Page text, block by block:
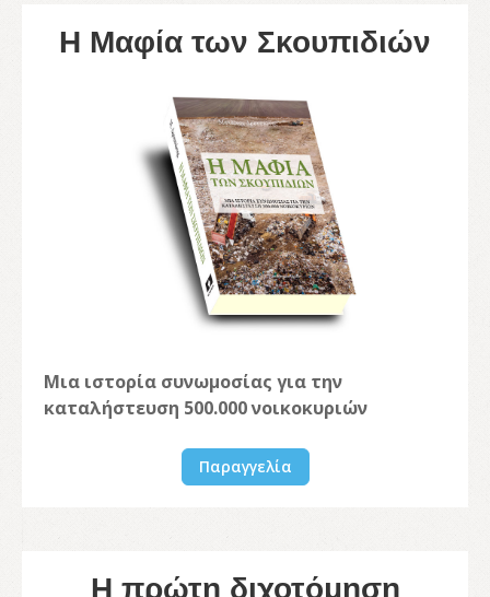
Η Μαφία των Σκουπιδιών
Μια ιστορία συνωμοσίας για την
καταλήστευση 500.000 νοικοκυριών
Παραγγελία
Η πρώτη διχοτόμηση